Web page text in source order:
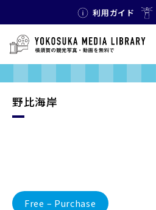
利用ガイド
野比海岸
Free – Purchase